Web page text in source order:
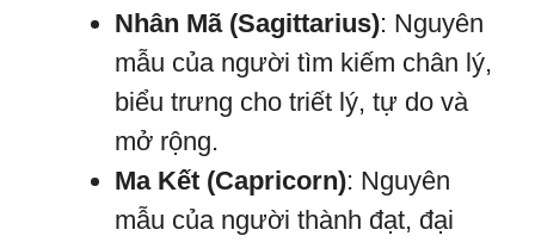
Nhân Mã (Sagittarius): Nguyên
mẫu của người tìm kiếm chân lý,
biểu trưng cho triết lý, tự do và
mở rộng.
Ma Kết (Capricorn): Nguyên
mẫu của người thành đạt, đại